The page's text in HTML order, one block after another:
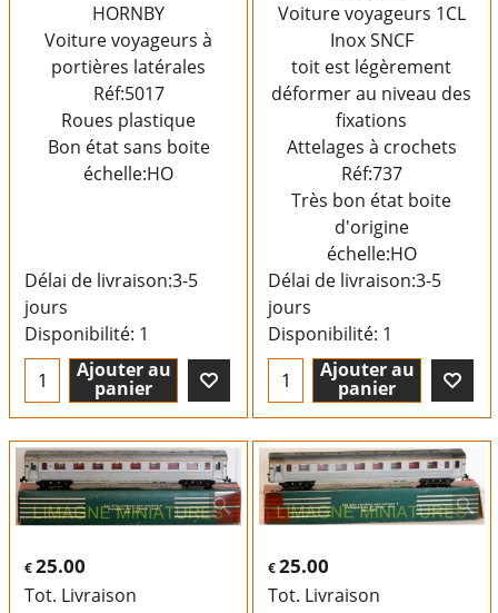
HORNBY
Voiture voyageurs à
portières latérales
Réf:5017
Roues plastique
Bon état sans boite
échelle:HO
Délai de livraison:3-5
jours
Disponibilité: 1
Ajouter au
panier
Voiture voyageurs 1CL
Inox SNCF
toit est légèrement
déformer au niveau des
fixations
Attelages à crochets
Réf:737
Très bon état boite
d'origine
échelle:HO
Délai de livraison:3-5
jours
Disponibilité: 1
Ajouter au
panier
€25.00
Tot. Livraison
€25.00
Tot. Livraison